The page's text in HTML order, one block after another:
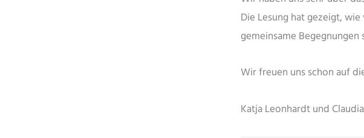
Die Lesung hat gezeigt,
gemeinsame Begegnungen
Wir freuen uns schon auf
Katja Leonhardt und